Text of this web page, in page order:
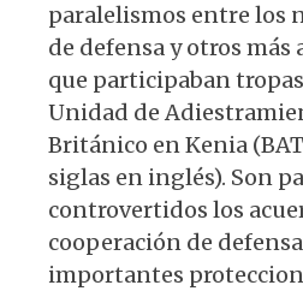
paralelismos entre los
de defensa y otros
que participaban
Unidad de
Británico en Kenia
siglas en inglés). Son
controvertidos los
cooperación de
importantes